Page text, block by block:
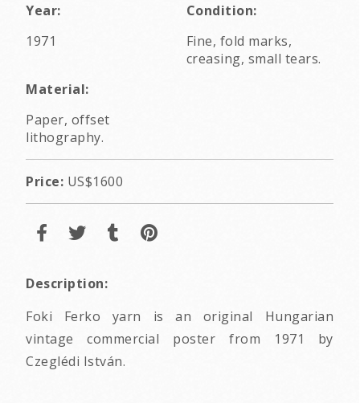
Year:
1971
Condition:
Fine, fold marks,
creasing, small tears.
Material:
Paper, offset
lithography.
Price: US$1600
Description:
Foki Ferko yarn is an original Hungarian
vintage commercial poster from 1971 by
Czeglédi István.